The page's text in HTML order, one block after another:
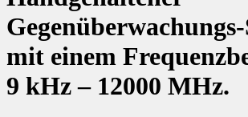
mit einem
9 kHz – 12000 MHz.